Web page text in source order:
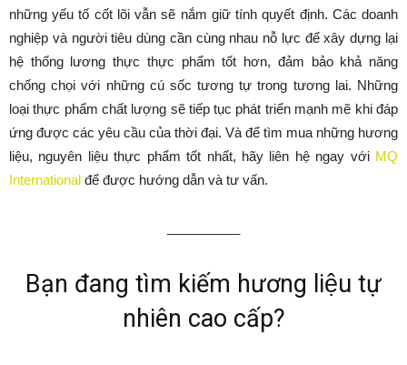
những yếu tố cốt lõi vẫn sẽ nắm giữ tính quyết định. Các doanh
nghiệp và người tiêu dùng cần cùng nhau nỗ lực để xây dựng lại
hệ thống lương thực thực phẩm tốt hơn, đảm bảo khả năng
chống chọi với những cú sốc tương tự trong tương lai. Những
loại thực phẩm chất lượng sẽ tiếp tục phát triển mạnh mẽ khi đáp
ứng được các yêu cầu của thời đại. Và để tìm mua những hương
liệu, nguyên liệu thực phẩm tốt nhất, hãy liên hệ ngay với MQ
International để được hướng dẫn và tư vấn.
Bạn đang tìm kiếm hương liệu tự
nhiên cao cấp?